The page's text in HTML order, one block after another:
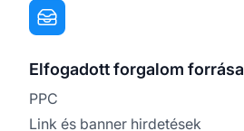
Elfogadott forgalom forrása
PPC
Link és banner hirdetések